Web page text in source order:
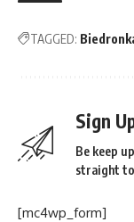
TAGGED:
Sign
Be keep
straight
[mc4wp_form]